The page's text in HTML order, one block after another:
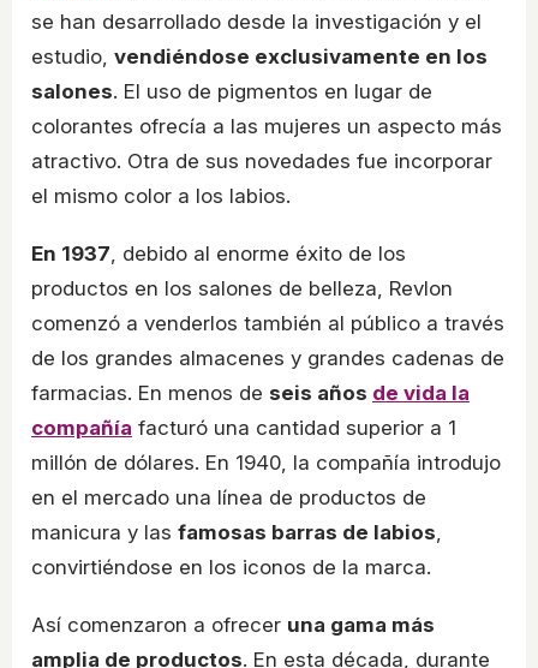
se han desarrollado desde la investigación y el
estudio, vendiéndose exclusivamente en los
salones. El uso de pigmentos en lugar de
colorantes ofrecía a las mujeres un aspecto más
atractivo. Otra de sus novedades fue incorporar
el mismo color a los labios.
En 1937 , debido al enorme éxito de los
productos en los salones de belleza, Revlon
comenzó a venderlos también al público a través
de los grandes almacenes y grandes cadenas de
farmacias. En menos de seis años de vida la
compañía facturó una cantidad superior a 1
millón de dólares. En 1940, la compañía introdujo
en el mercado una línea de productos de
manicura y las famosas barras de labios
convirtiéndose en los iconos de la marca.
Así comenzaron a ofrecer una gama más
amplia de productos. En esta década, durante